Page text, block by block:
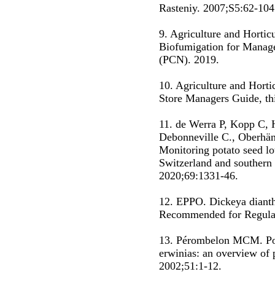
Rasteniy. 2007;S5:62-
9. Agriculture and
Biofumigation for
(PCN). 2019.
10. Agriculture and
Store Managers Guide,
11. de Werra P, Kopp
Debonneville C.,
Monitoring potato seed
Switzerland and
2020;69:1331-46.
12. EPPO. Dickeya
Recommended for
13. Pérombelon MCM.
erwinias: an overview of
2002;51:1-12.